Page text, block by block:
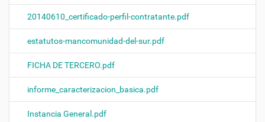
20140610_certificado-perfil-contratante.pdf
estatutos-mancomunidad-del-sur.pdf
FICHA DE TERCERO.pdf
informe_caracterizacion_basica.pdf
Instancia General.pdf